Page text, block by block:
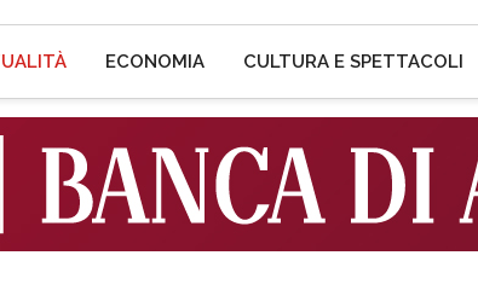
ECONOMIA CULTURA E SPETTACOLI